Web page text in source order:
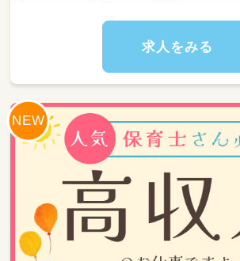
自立に向けた支援
・安全に活動できるよう、室内
・活動内容の振り返りや、療育
・食事や移動などのサポート
・社用車での児童の送迎
求人をみる